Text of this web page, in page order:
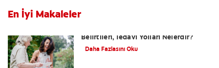
En İyi Makaleler
Belirtileri, Tedavi Yolları Nelerdir?
Daha Fazlasını Oku